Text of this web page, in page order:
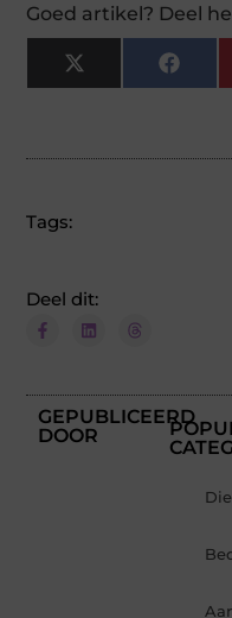
Goed artikel? Deel
X
(Twitter)
Tags:
Deel dit:
GEPUBLICEERD
DOOR